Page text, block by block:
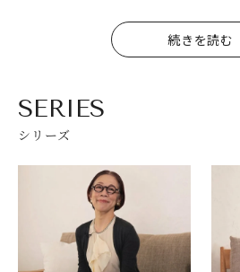
続きを読む
SERIES
シリーズ